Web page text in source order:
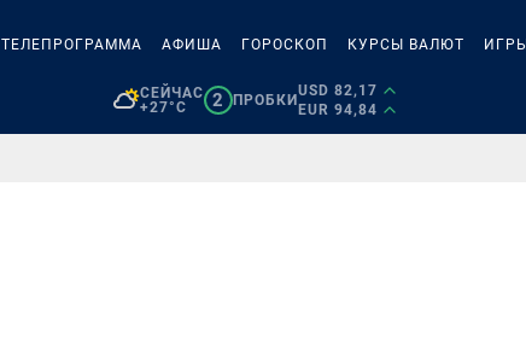
ТЕЛЕПРОГРАММА АФИША ГОРОСКОП КУРСЫ ВАЛЮТ ИГРЫ
СЕЙЧАС
+27°C
2 ПРОБКИ
USD 82,17
EUR 94,84